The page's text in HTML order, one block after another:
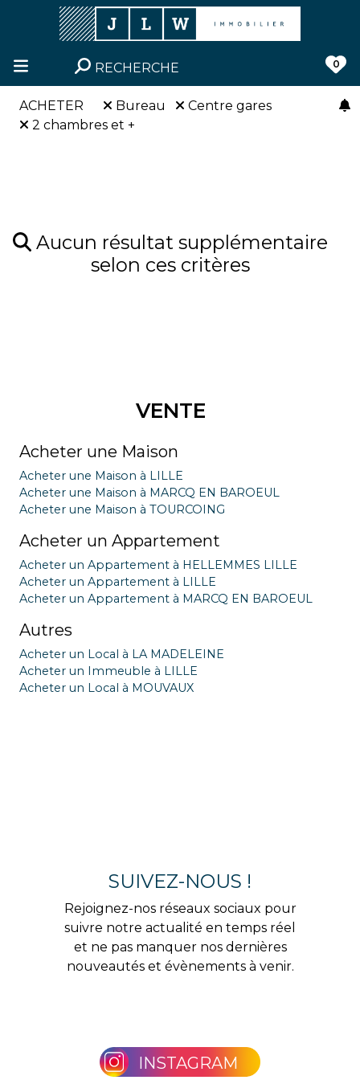
RECHERCHE 0
ACHETER Bureau
Centre gares
2 chambres et +
Aucun résultat supplémentaire
selon ces critères
VENTE
Acheter une Maison
Acheter une Maison à LILLE
Acheter une Maison à MARCQ EN BAROEUL
Acheter une Maison à TOURCOING
Acheter un Appartement
Acheter un Appartement à HELLEMMES LILLE
Acheter un Appartement à LILLE
Acheter un Appartement à MARCQ EN BAROEUL
Autres
Acheter un Local à LA MADELEINE
Acheter un Immeuble à LILLE
Acheter un Local à MOUVAUX
SUIVEZ-NOUS !
Rejoignez-nos réseaux sociaux pour
suivre notre actualité en temps réel
et ne pas manquer nos dernières
nouveautés et évènements à venir.
INSTAGRAM